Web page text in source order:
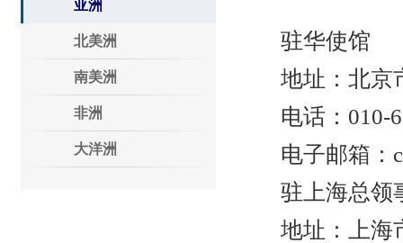
亚洲
北美洲
南美洲
非洲
大洋洲
驻华使馆
地址：北京
电话：010-
电子邮箱：
驻上海总领
地址：上海市